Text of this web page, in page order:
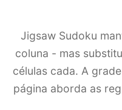
Jigsaw Sudoku
coluna - mas
células cada. A
página aborda as